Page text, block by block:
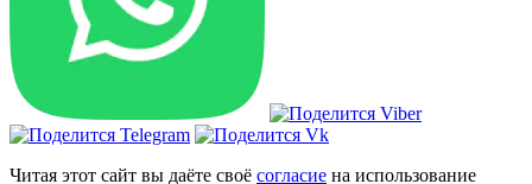
Читая этот сайт вы даёте своё согласие на использование